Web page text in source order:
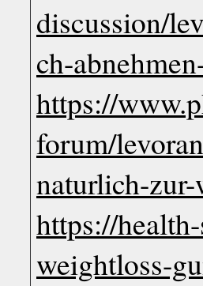
discussion/
ch-
https://
forum/
naturlich-
https://
weightloss-